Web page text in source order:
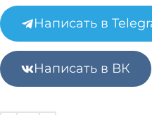
Написать в
Написать в ВК